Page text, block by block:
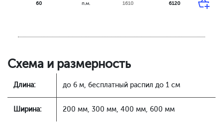
60 п.м. 1610 6120
Схема и размерность
Длина: до 6 м, бесплатный распил до 1 см
Ширина: 200 мм, 300 мм, 400 мм, 600 мм